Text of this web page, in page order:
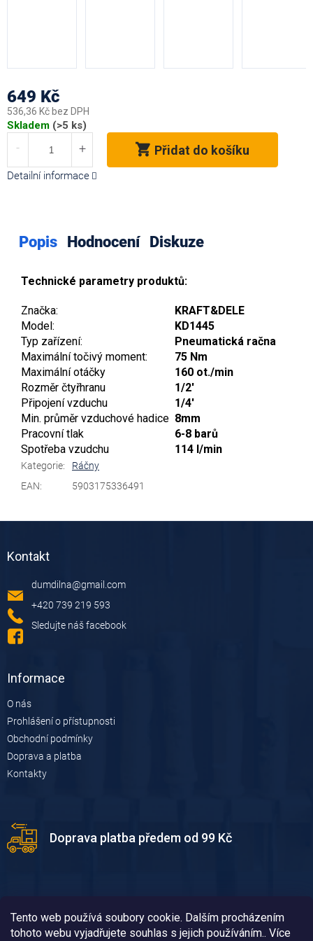
Tento web používá soubory cookie. Dalším procházením
tohoto webu vyjadřujete souhlas s jejich používáním.. Více
649 Kč
536,36 Kč bez DPH
Měrná
Skladem (>5 ks)
Přidat do košíku
Detailní informace
Popis Hodnocení Diskuze
Technické parametry produktů:
Značka:
KRAFT&DELE
Model:
KD1445
Typ zařízení:
Pneumatická račna
Maximální točivý moment:
75 Nm
Maximální otáčky
160 ot./min
Rozměr čtyřhranu
1/2'
Připojení vzduchu
1/4'
Min. průměr vzduchové hadice 8mm
Pracovní tlak
6-8 barů
Spotřeba vzudchu
114 l/min
Kategorie:
Ráčny
EAN: 5903175336491
Kontakt
dumdilna@gmail.com
+420 739 219 593
Sledujte náš facebook
Informace
O nás
Prohlášení o přístupnosti
Obchodní podmínky
Doprava a platba
Kontakty
Doprava platba předem od 99 Kč